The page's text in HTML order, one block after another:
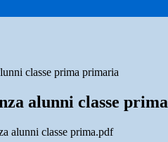
classe prima primaria
alunni classe
alunni classe prima.pdf